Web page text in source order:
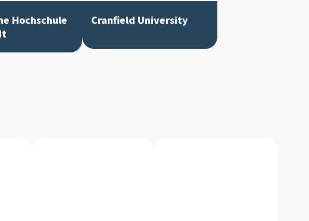
Hochschule
Cranfield University